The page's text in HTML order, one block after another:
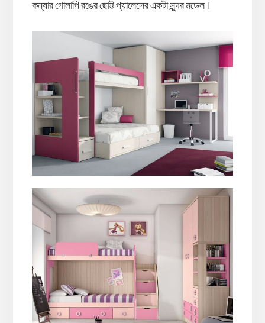
কন্যার গোলাপি রঙের ছোট্ট প্যালেসের একটা সুন্দর মডেল।